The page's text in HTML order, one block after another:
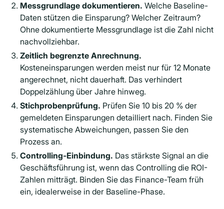
Messgrundlage dokumentieren. Welche Baseline-
Daten stützen die Einsparung? Welcher Zeitraum?
Ohne dokumentierte Messgrundlage ist die Zahl nicht
nachvollziehbar.
Zeitlich begrenzte Anrechnung.
Kosteneinsparungen werden meist nur für 12 Monate
angerechnet, nicht dauerhaft. Das verhindert
Doppelzählung über Jahre hinweg.
Stichprobenprüfung. Prüfen Sie 10 bis 20 % der
gemeldeten Einsparungen detailliert nach. Finden Sie
systematische Abweichungen, passen Sie den
Prozess an.
Controlling-Einbindung. Das stärkste Signal an die
Geschäftsführung ist, wenn das Controlling die ROI-
Zahlen mitträgt. Binden Sie das Finance-Team früh
ein, idealerweise in der Baseline-Phase.